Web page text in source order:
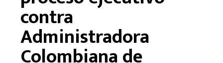
contra
Administradora